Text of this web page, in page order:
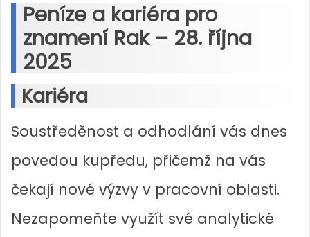
Peníze a kariéra pro
znamení Rak – 28. října
2025
Kariéra
Soustředěnost a odhodlání vás dnes
povedou kupředu, přičemž na vás
čekají nové výzvy v pracovní oblasti.
Nezapomeňte využít své analytické